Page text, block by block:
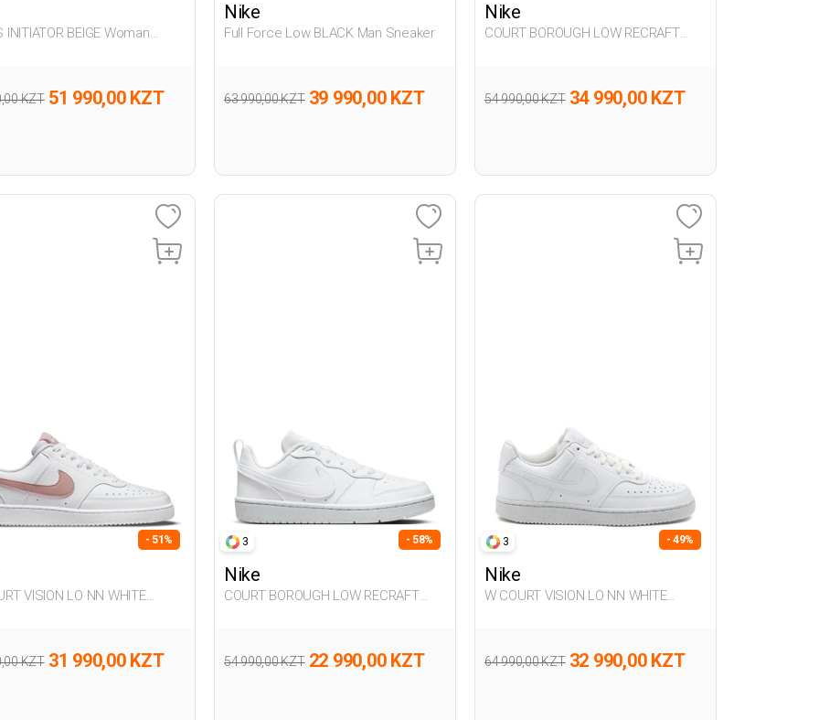
KZT 51 990,00 KZT
Nike
Full Force Low BLACK Man Sneaker
63 990,00 KZT 39 990,00 KZT
Nike
COURT BOROUGH LOW RECRAFT
54 990,00 KZT 34 990,00 KZT
- 51%
KZT 31 990,00 KZT
3 - 58%
Nike
COURT BOROUGH LOW RECRAFT
54 990,00 KZT 22 990,00 KZT
3 - 49%
Nike
W COURT VISION LO NN WHITE
64 990,00 KZT 32 990,00 KZT